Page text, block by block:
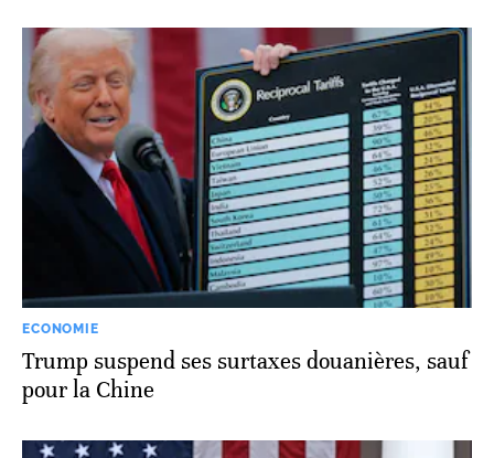
ECONOMIE
Trump suspend ses surtaxes douanières, sauf
pour la Chine